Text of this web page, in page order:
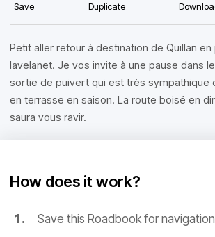
Save Duplicate
Petit aller retour à destination de Quillan
lavelanet. Je vos invite à une pause dans
sortie de puivert qui est très sympathique
en terrasse en saison. La route boisé en
saura vous ravir.
How does it work?
Save this Roadbook for navigation